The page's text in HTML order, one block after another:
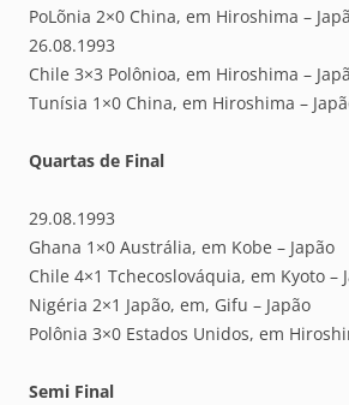
PoLõnia 2×0 China, em Hiroshima –
26.08.1993
Chile 3×3 Polônioa, em Hiroshima –
Tunísia 1×0 China, em Hiroshima –
Quartas de Final
29.08.1993
Ghana 1×0 Austrália, em Kobe – Japão
Chile 4×1 Tchecoslováquia, em Kyoto –
Nigéria 2×1 Japão, em, Gifu – Japão
Polônia 3×0 Estados Unidos, em
Semi Final